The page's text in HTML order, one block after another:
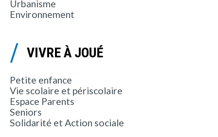
Urbanisme
Environnement
VIVRE À JOUÉ
Petite enfance
Vie scolaire et périscolaire
Espace Parents
Seniors
Solidarité et Action sociale